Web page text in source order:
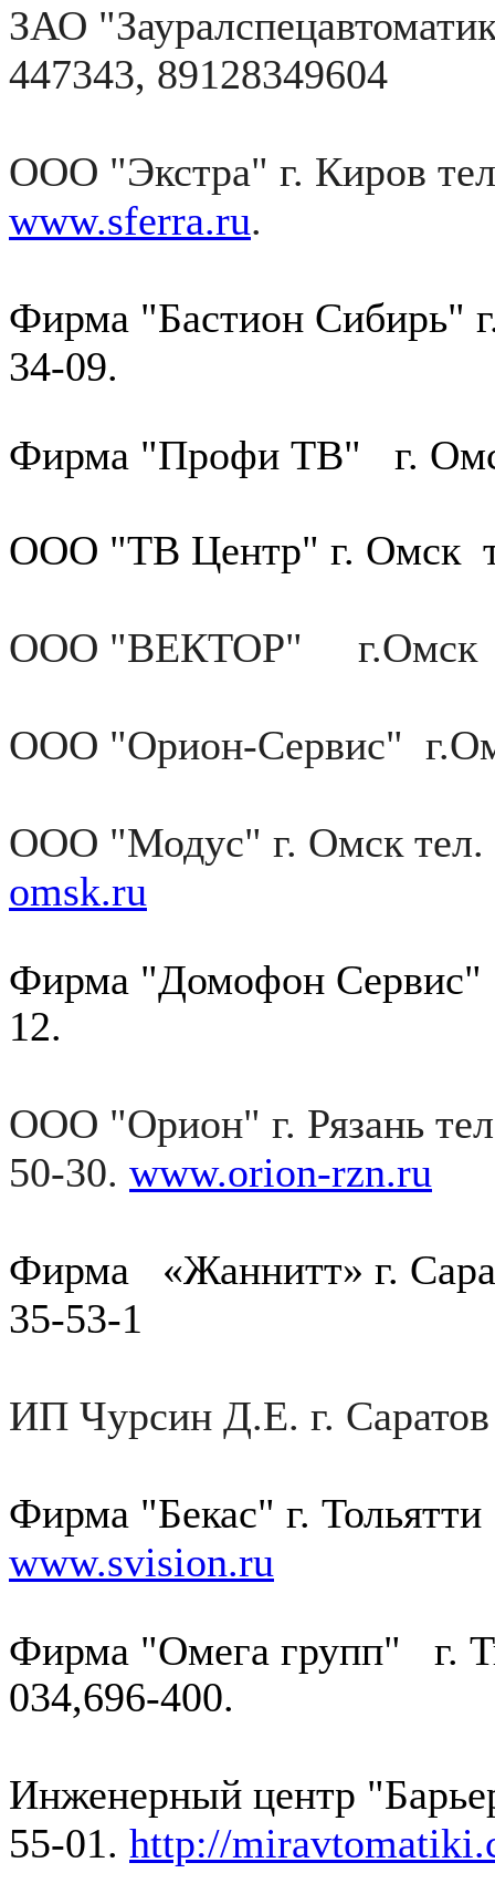
ЗАО
447343, 89128349604
ООО "Экстра" г. Киров
www.sferra.ru.
Фирма "Бастион Сибирь"
34-09.
Фирма "Профи ТВ" г.
ООО "ТВ Центр" г. Омск
ООО "ВЕКТОР" г.Омск
ООО "Орион-Сервис"
ООО "Модус" г. Омск тел.
omsk.ru
Фирма "Домофон
12.
ООО "Орион" г. Рязань
50-30. www.orion-rzn.ru
Фирма «Жаннитт» г.
35-53-1
ИП Чурсин Д.Е. г. Саратов
Фирма "Бекас" г.
www.svision.ru
Фирма "Омега групп" г.
034,696-400.
Инженерный центр
55-01. http://